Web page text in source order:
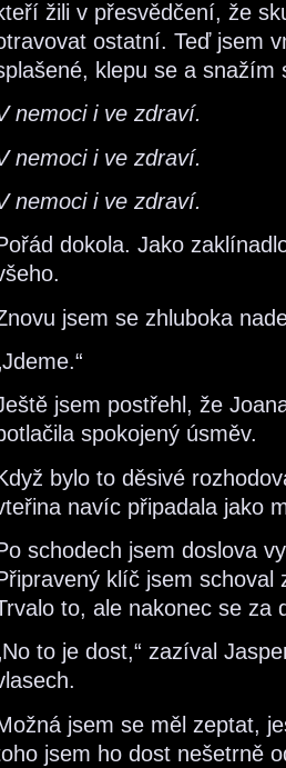
žili v přesvědčení, že
ostatní. Teď jsem
klepu se a snažím
nemoci i ve zdraví.
nemoci i ve zdraví.
nemoci i ve zdraví.
dokola. Jako
jsem se zhluboka
jsem postřehl, že
spokojený úsměv.
bylo to děsivé
navíc připadala jako
schodech jsem doslova
klíč jsem schoval
to, ale nakonec se za
to je dost,“ zazíval
jsem se měl zeptat,
jsem ho dost nešetrně